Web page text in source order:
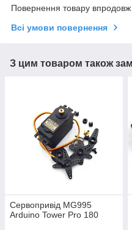
Повернення товару впродовж
Всі умови повернення
З цим товаром також
Сервопривід MG995
Arduino Tower Pro 180